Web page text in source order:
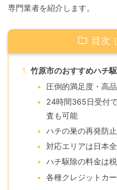
専門業者を紹介します。
目次
竹原市のおすすめハチ
圧倒的満足度・高
24時間365日受付
査も可能
ハチの巣の再発防止
対応エリアは日本
ハチ駆除の料金は
各種クレジットカ